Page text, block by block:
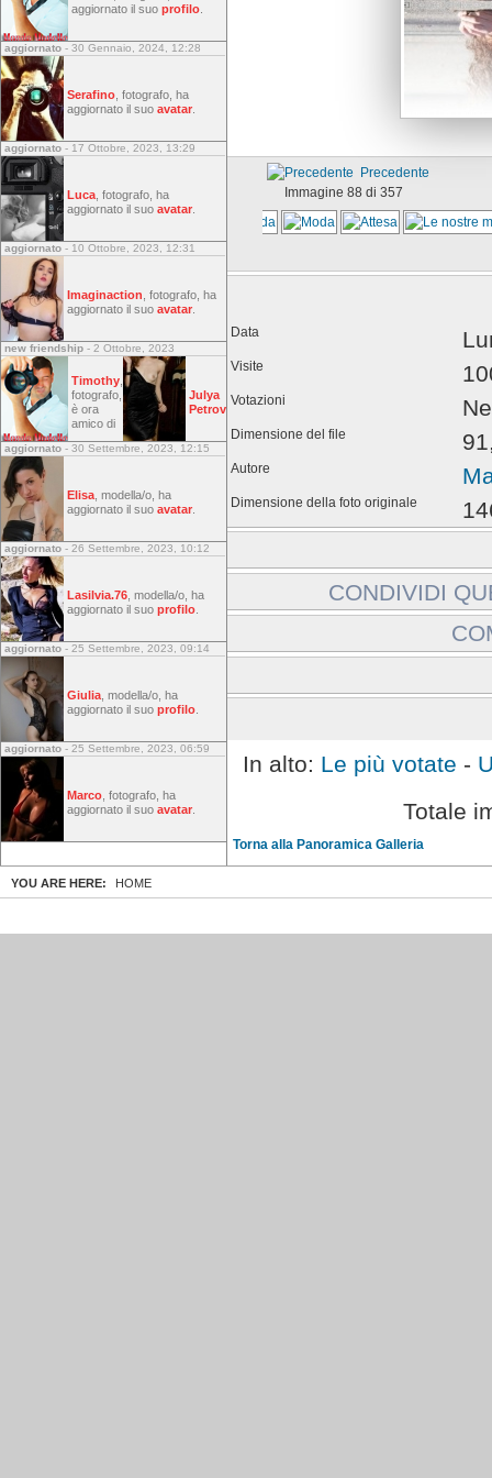
Precedente
Immagine 88 di 357
Data
Visite
Votazioni
Dimensione del file
Autore
Dimensione della foto originale
CONDIVIDI
Includi immagine:
Gli ospiti non possono
In alto: Le più votate -
Totale
Torna alla Panoramica Galleria
aggiornato il suo profilo
aggiornato - 30 Gennaio, 2024, 12:28
Serafino , fotografo, ha
aggiornato il suo avatar
aggiornato - 17 Ottobre, 2023, 13:29
Luca , fotografo, ha
aggiornato il suo avatar
aggiornato - 10 Ottobre, 2023, 12:31
Imaginaction , fotografo, ha
aggiornato il suo avatar
new friendship - 2 Ottobre, 2023
Timothy
fotografo,
è ora
amico di
Julya
Petrov
aggiornato - 30 Settembre, 2023, 12:15
Elisa , modella/o, ha
aggiornato il suo avatar
aggiornato - 26 Settembre, 2023, 10:12
Lasilvia.76 , modella/o, ha
aggiornato il suo profilo
aggiornato - 25 Settembre, 2023, 09:14
Giulia , modella/o, ha
aggiornato il suo profilo
aggiornato - 25 Settembre, 2023, 06:59
Marco , fotografo, ha
aggiornato il suo avatar
YOU ARE HERE: HOME